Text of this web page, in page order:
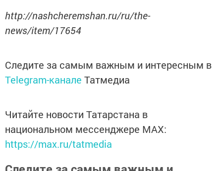
http://nashcheremshan.ru/ru/the-
news/item/17654
Следите за самым важным и интересным в
Telegram-канале Татмедиа
Читайте новости Татарстана в
национальном мессенджере MАХ:
https://max.ru/tatmedia